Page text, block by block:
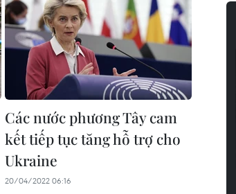
Các nước phương Tây cam
kết tiếp tục tăng hỗ trợ cho
Ukraine
20/04/2022 06:16